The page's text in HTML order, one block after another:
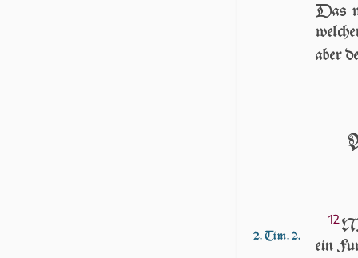
Das
aber
2. Tim. 2.
12
ein